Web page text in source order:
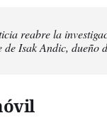
reabre la
de Isak Andic, dueño